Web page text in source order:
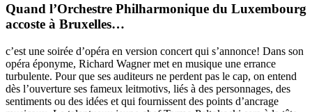
Quand l’Orchestre Philharmonique du Luxembourg
accoste à Bruxelles…
c’est une soirée d’opéra en version concert qui s’annonce! Dans son
opéra éponyme, Richard Wagner met en musique une errance
turbulente. Pour que ses auditeurs ne perdent pas le cap, on entend
dès l’ouverture ses fameux leitmotivs, liés à des personnages, des
sentiments ou des idées et qui fournissent des points d’ancrage